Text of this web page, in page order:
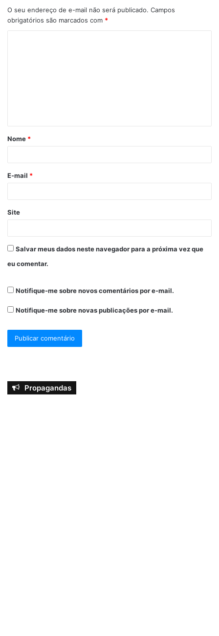
O seu endereço de e-mail não será publicado. Campos
obrigatórios são marcados com *
Nome *
E-mail *
Site
Salvar meus dados neste navegador para a próxima vez que
eu comentar.
Notifique-me sobre novos comentários por e-mail.
Notifique-me sobre novas publicações por e-mail.
Propagandas